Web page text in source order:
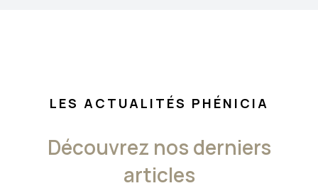
LES ACTUALITÉS PHÉNICIA
Découvrez nos derniers
articles